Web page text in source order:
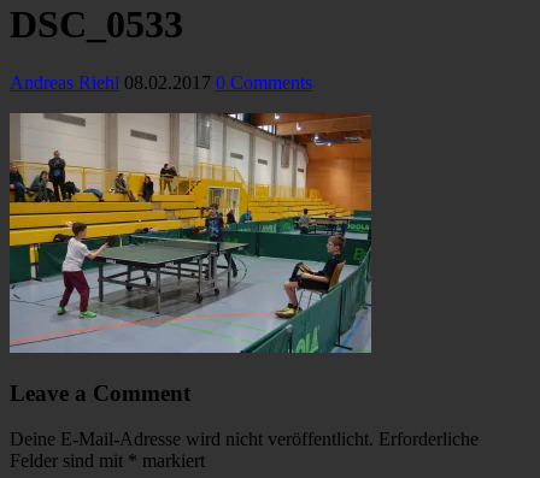
DSC_0533
Andreas Riehl 08.02.2017 0 Comments
Leave a Comment
Deine E-Mail-Adresse wird nicht veröffentlicht. Erforderliche
Felder sind mit * markiert